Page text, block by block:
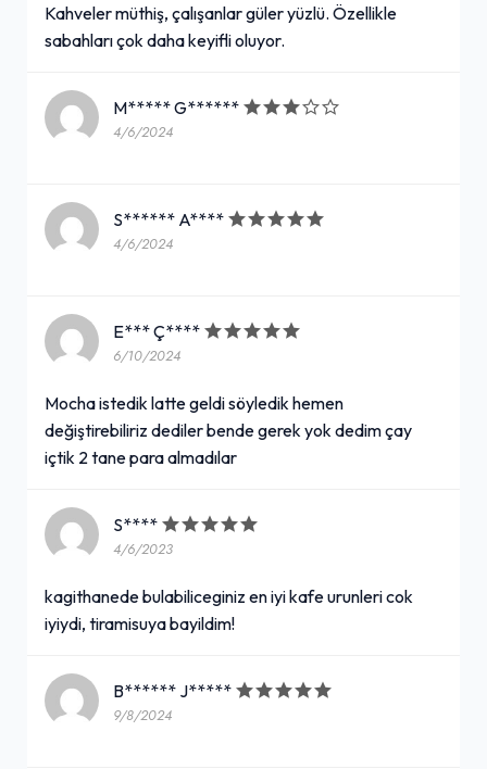
Kahveler müthiş, çalışanlar güler yüzlü. Özellikle
sabahları çok daha keyifli oluyor.
M***** G******
4/6/2024
S****** A****
4/6/2024
E*** Ç****
6/10/2024
Mocha istedik latte geldi söyledik hemen
değiştirebiliriz dediler bende gerek yok dedim çay
içtik 2 tane para almadılar
S****
4/6/2023
kagithanede bulabiliceginiz en iyi kafe urunleri cok
iyiydi, tiramisuya bayildim!
B****** J*****
9/8/2024